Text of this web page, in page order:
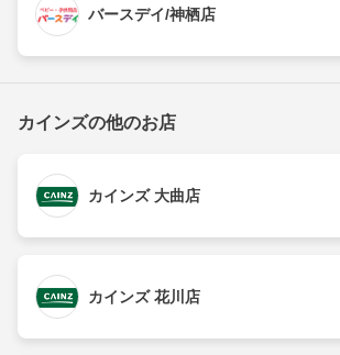
バースデイ/神栖店
カインズの他のお店
カインズ 大曲店
カインズ 花川店